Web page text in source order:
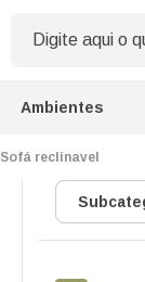
Ambientes
Sofá reclinavel